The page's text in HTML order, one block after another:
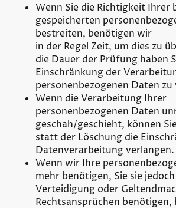
Wenn Sie die Richtigkeit Ihrer
gespeicherten
bestreiten, benötigen wir
in der Regel Zeit, um dies zu
die Dauer der Prüfung haben
Einschränkung der
personenbezogenen Daten zu
Wenn die Verarbeitung Ihrer
personenbezogenen Daten
geschah/geschieht, können
statt der Löschung die
Datenverarbeitung verlangen.
Wenn wir Ihre
mehr benötigen, Sie sie
Verteidigung oder
Rechtsansprüchen benötigen,